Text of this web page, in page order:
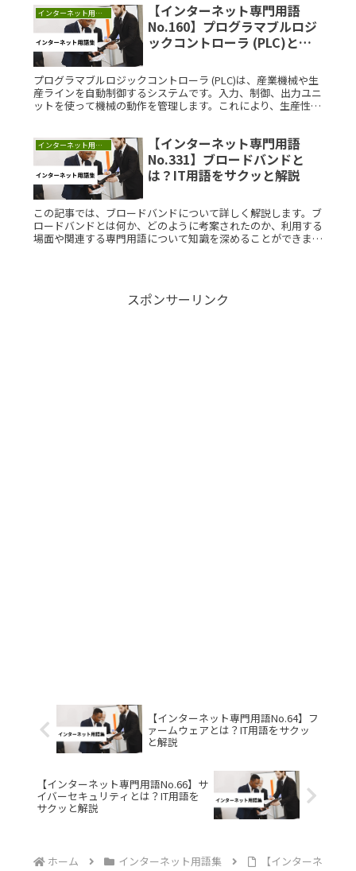
インターネット用語集
【インターネット専門用語
No.160】プログラマブルロジ
ックコントローラ (PLC)と
プログラマブルロジックコントローラ (PLC)は、産業機械や生
産ラインを自動制御するシステムです。入力、制御、出力ユニ
ットを使って機械の動作を管理します。これにより、生産性が
インターネット用語集
【インターネット専門用語
No.331】ブロードバンドと
は？IT用語をサクッと解説
この記事では、ブロードバンドについて詳しく解説します。ブ
ロードバンドとは何か、どのように考案されたのか、利用する
場面や関連する専門用語について知識を深めることができま
スポンサーリンク
【インターネット専門用語No.64】フ
ァームウェアとは？IT用語をサクッ
と解説
【インターネット専門用語No.66】サ
イバーセキュリティとは？IT用語を
サクッと解説
ホーム インターネット用語集 【インターネ